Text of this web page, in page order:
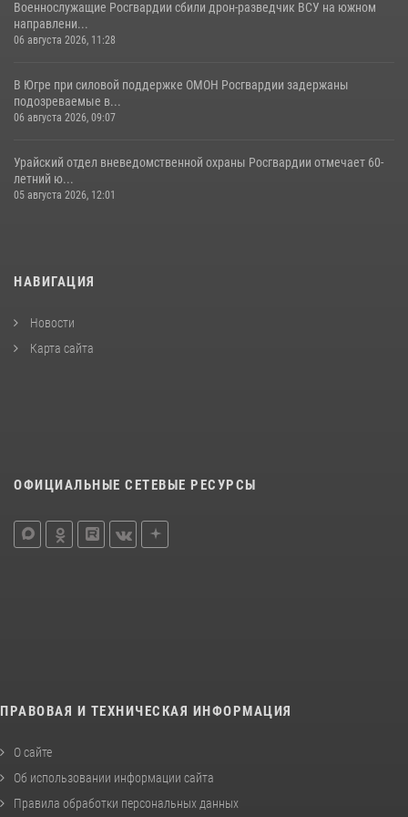
Военнослужащие Росгвардии сбили дрон-разведчик ВСУ на южном
направлени...
06 августа 2026, 11:28
В Югре при силовой поддержке ОМОН Росгвардии задержаны
подозреваемые в...
06 августа 2026, 09:07
Урайский отдел вневедомственной охраны Росгвардии отмечает 60-
летний ю...
05 августа 2026, 12:01
НАВИГАЦИЯ
Новости
Карта сайта
ОФИЦИАЛЬНЫЕ СЕТЕВЫЕ РЕСУРСЫ
ПРАВОВАЯ И ТЕХНИЧЕСКАЯ ИНФОРМАЦИЯ
О сайте
Об использовании информации сайта
Правила обработки персональных данных